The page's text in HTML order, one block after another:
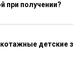
при получении?